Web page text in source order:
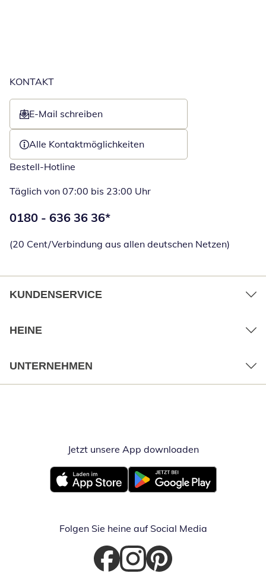
KONTAKT
E-Mail schreiben
Öffnet E-Mail-Client
Alle Kontaktmöglichkeiten
Bestell-Hotline
Täglich von 07:00 bis 23:00 Uhr
Telefonnummer:
0180 - 636 36 36*
(20 Cent/Verbindung aus allen deutschen Netzen)
KUNDENSERVICE
HEINE
UNTERNEHMEN
Jetzt unsere App downloadenÖffnet in
Öffnet in neuem FensterÖffnet in neuem Fenster
Folgen Sie heine auf Social Media
Öffnet in neuem Fenster
Öffnet in neuem Fenster
Öffnet in neuem Fenster